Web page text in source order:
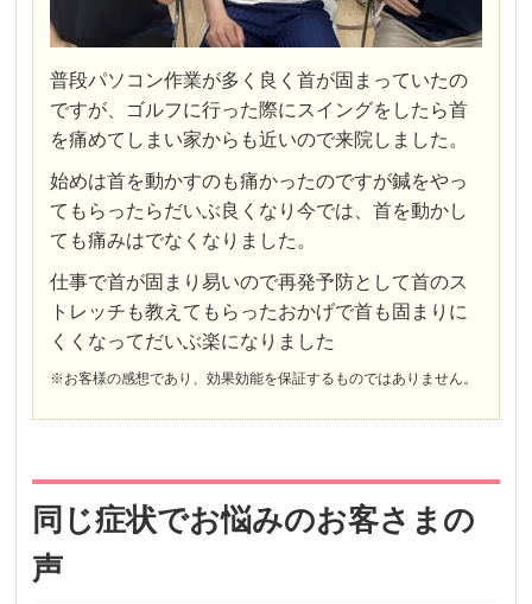
普段パソコン作業が多く良く首が固まっていたの
ですが、ゴルフに行った際にスイングをしたら首
を痛めてしまい家からも近いので来院しました。
始めは首を動かすのも痛かったのですが鍼をやっ
てもらったらだいぶ良くなり今では、首を動かし
ても痛みはでなくなりました。
仕事で首が固まり易いので再発予防として首のス
トレッチも教えてもらったおかげで首も固まりに
くくなってだいぶ楽になりました
※お客様の感想であり、効果効能を保証するものではありません。
同じ症状でお悩みのお客さまの
声